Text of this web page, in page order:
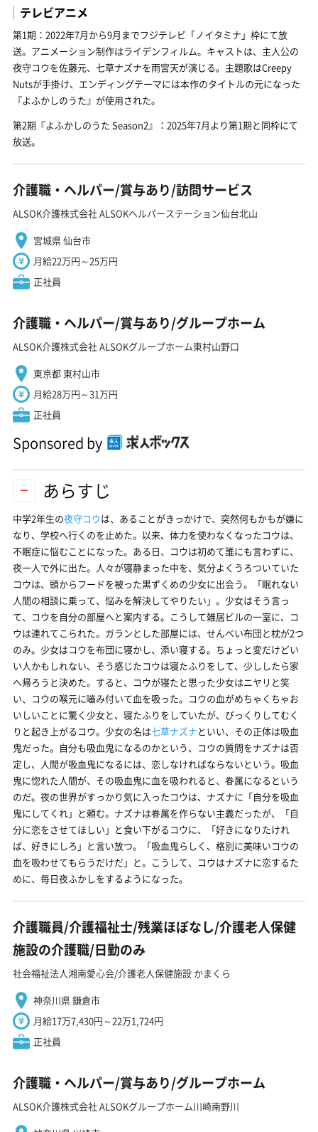
テレビアニメ
第1期：2022年7月から9月までフジテレビ「ノイタミナ」枠にて放
送。アニメーション制作はライデンフィルム。キャストは、主人公の
夜守コウを佐藤元、七草ナズナを雨宮天が演じる。主題歌はCreepy
Nutsが手掛け、エンディングテーマには本作のタイトルの元になった
『よふかしのうた』が使用された。
第2期『よふかしのうた Season2』：2025年7月より第1期と同枠にて
放送。
介護職・ヘルパー/賞与あり/訪問サービス
ALSOK介護株式会社 ALSOKヘルパーステーション仙台北山
宮城県 仙台市
月給22万円～25万円
正社員
介護職・ヘルパー/賞与あり/グループホーム
ALSOK介護株式会社 ALSOKグループホーム東村山野口
東京都 東村山市
月給28万円～31万円
正社員
Sponsored by
あらすじ
中学2年生の夜守コウは、あることがきっかけで、突然何もかもが嫌に
なり、学校へ行くのを止めた。以来、体力を使わなくなったコウは、
不眠症に悩むことになった。ある日、コウは初めて誰にも言わずに、
夜一人で外に出た。人々が寝静まった中を、気分よくうろついていた
コウは、頭からフードを被った黒ずくめの少女に出会う。「眠れない
人間の相談に乗って、悩みを解決してやりたい」。少女はそう言っ
て、コウを自分の部屋へと案内する。こうして雑居ビルの一室に、コ
ウは連れてこられた。ガランとした部屋には、せんべい布団と枕が2つ
のみ。少女はコウを布団に寝かし、添い寝する。ちょっと変だけどい
い人かもしれない、そう感じたコウは寝たふりをして、少ししたら家
へ帰ろうと決めた。すると、コウが寝たと思った少女はニヤリと笑
い、コウの喉元に嚙み付いて血を吸った。コウの血がめちゃくちゃお
いしいことに驚く少女と、寝たふりをしていたが、びっくりしてむく
りと起き上がるコウ。少女の名は七草ナズナといい、その正体は吸血
鬼だった。自分も吸血鬼になるのかという、コウの質問をナズナは否
定し、人間が吸血鬼になるには、恋しなければならないという。吸血
鬼に惚れた人間が、その吸血鬼に血を吸われると、眷属になるという
のだ。夜の世界がすっかり気に入ったコウは、ナズナに「自分を吸血
鬼にしてくれ」と頼む。ナズナは眷属を作らない主義だったが、「自
分に恋をさせてほしい」と食い下がるコウに、「好きになりたけれ
ば、好きにしろ」と言い放つ。「吸血鬼らしく、格別に美味いコウの
血を吸わせてもらうだけだ」と。こうして、コウはナズナに恋するた
めに、毎日夜ふかしをするようになった。
介護職員/介護福祉士/残業ほぼなし/介護老人保健
施設の介護職/日勤のみ
社会福祉法人湘南愛心会/介護老人保健施設 かまくら
神奈川県 鎌倉市
月給17万7,430円～22万1,724円
正社員
介護職・ヘルパー/賞与あり/グループホーム
ALSOK介護株式会社 ALSOKグループホーム川崎南野川